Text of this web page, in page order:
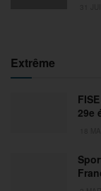
Extrême
29e